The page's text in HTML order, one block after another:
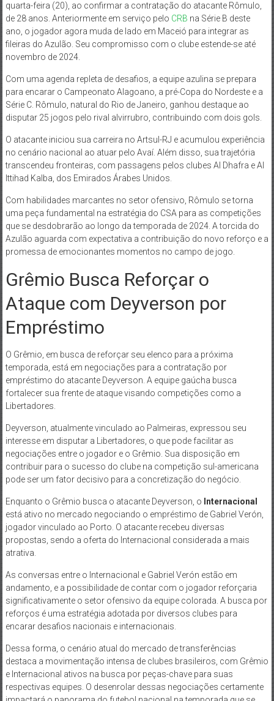
quarta-feira (20), ao confirmar a contratação do atacante Rômulo,
de 28 anos. Anteriormente em serviço pelo CRB na Série B deste
ano, o jogador agora muda de lado em Maceió para integrar as
fileiras do Azulão. Seu compromisso com o clube estende-se até
novembro de 2024.
Com uma agenda repleta de desafios, a equipe azulina se prepara
para encarar o Campeonato Alagoano, a pré-Copa do Nordeste e a
Série C. Rômulo, natural do Rio de Janeiro, ganhou destaque ao
disputar 25 jogos pelo rival alvirrubro, contribuindo com dois gols.
O atacante iniciou sua carreira no Artsul-RJ e acumulou experiência
no cenário nacional ao atuar pelo Avaí. Além disso, sua trajetória
transcendeu fronteiras, com passagens pelos clubes Al Dhafra e Al
Ittihad Kalba, dos Emirados Árabes Unidos.
Com habilidades marcantes no setor ofensivo, Rômulo se torna
uma peça fundamental na estratégia do CSA para as competições
que se desdobrarão ao longo da temporada de 2024. A torcida do
Azulão aguarda com expectativa a contribuição do novo reforço e a
promessa de emocionantes momentos no campo de jogo.
Grêmio Busca Reforçar o
Ataque com Deyverson por
Empréstimo
O Grêmio, em busca de reforçar seu elenco para a próxima
temporada, está em negociações para a contratação por
empréstimo do atacante Deyverson. A equipe gaúcha busca
fortalecer sua frente de ataque visando competições como a
Libertadores.
Deyverson, atualmente vinculado ao Palmeiras, expressou seu
interesse em disputar a Libertadores, o que pode facilitar as
negociações entre o jogador e o Grêmio. Sua disposição em
contribuir para o sucesso do clube na competição sul-americana
pode ser um fator decisivo para a concretização do negócio.
Enquanto o Grêmio busca o atacante Deyverson, o Internacional
está ativo no mercado negociando o empréstimo de Gabriel Verón,
jogador vinculado ao Porto. O atacante recebeu diversas
propostas, sendo a oferta do Internacional considerada a mais
atrativa.
As conversas entre o Internacional e Gabriel Verón estão em
andamento, e a possibilidade de contar com o jogador reforçaria
significativamente o setor ofensivo da equipe colorada. A busca por
reforços é uma estratégia adotada por diversos clubes para
encarar desafios nacionais e internacionais.
Dessa forma, o cenário atual do mercado de transferências
destaca a movimentação intensa de clubes brasileiros, com Grêmio
e Internacional ativos na busca por peças-chave para suas
respectivas equipes. O desenrolar dessas negociações certamente